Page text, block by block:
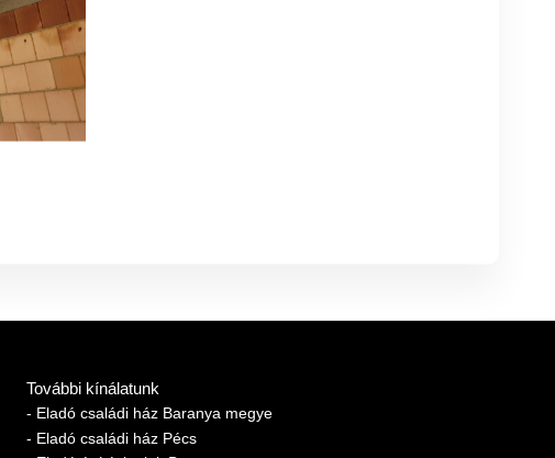
További kínálatunk
- Eladó családi ház Baranya megye
- Eladó családi ház Pécs